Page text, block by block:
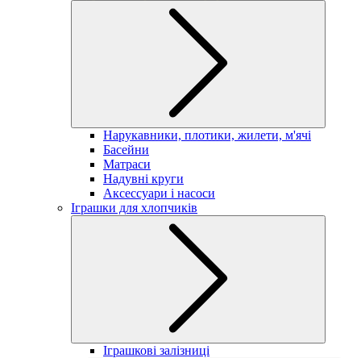
Нарукавники, плотики, жилети, м'ячі
Басейни
Матраси
Надувні круги
Аксессуари і насоси
Іграшки для хлопчиків
Іграшкові залізниці